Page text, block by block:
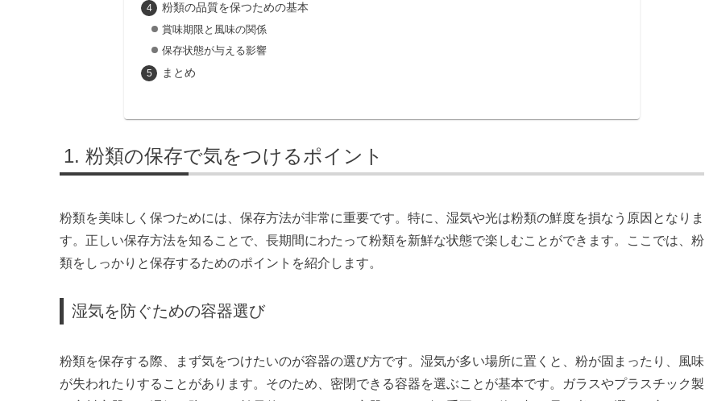
粉類の品質を保つための基本
賞味期限と風味の関係
保存状態が与える影響
まとめ
粉類の保存で気をつけるポイント
粉類を美味しく保つためには、保存方法が非常に重要です。特に、湿気や光は粉類の鮮度を損なう原因となりま
す。正しい保存方法を知ることで、長期間にわたって粉類を新鮮な状態で楽しむことができます。ここでは、粉
類をしっかりと保存するためのポイントを紹介します。
湿気を防ぐための容器選び
粉類を保存する際、まず気をつけたいのが容器の選び方です。湿気が多い場所に置くと、粉が固まったり、風味
が失われたりすることがあります。そのため、密閉できる容器を選ぶことが基本です。ガラスやプラスチック製